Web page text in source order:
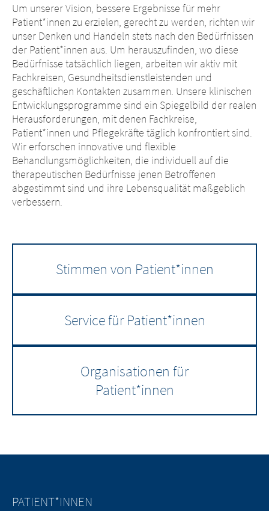
Um unserer Vision, bessere Ergebnisse für mehr
Patient*innen zu erzielen, gerecht zu werden, richten wir
unser Denken und Handeln stets nach den Bedürfnissen
der Patient*innen aus. Um herauszufinden, wo diese
Bedürfnisse tatsächlich liegen, arbeiten wir aktiv mit
Fachkreisen, Gesundheitsdienstleistenden und
geschäftlichen Kontakten zusammen. Unsere klinischen
Entwicklungsprogramme sind ein Spiegelbild der realen
Herausforderungen, mit denen Fachkreise,
Patient*innen und Pflegekräfte täglich konfrontiert sind.
Wir erforschen innovative und flexible
Behandlungsmöglichkeiten, die individuell auf die
therapeutischen Bedürfnisse jenen Betroffenen
abgestimmt sind und ihre Lebensqualität maßgeblich
verbessern.
Stimmen von Patient*innen
Service für Patient*innen
Organisationen für
Patient*innen
PATIENT*INNEN